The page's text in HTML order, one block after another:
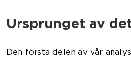
Ursprunget av
Den första delen av vår